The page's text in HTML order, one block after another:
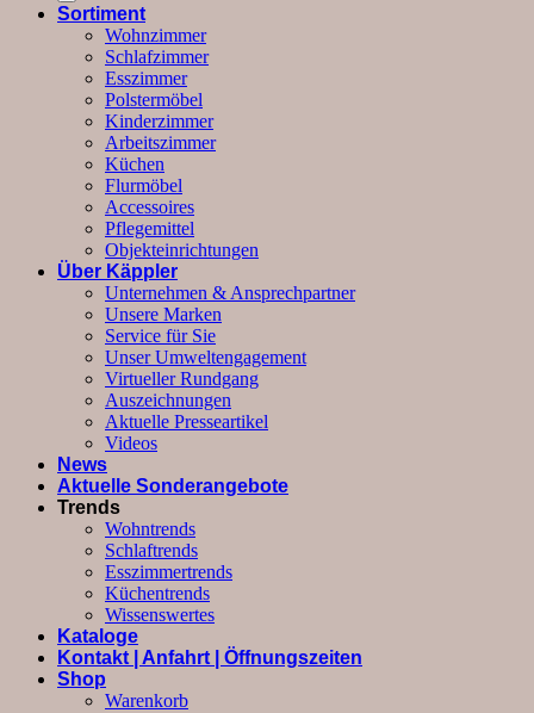
Sortiment
Wohnzimmer
Schlafzimmer
Esszimmer
Polstermöbel
Kinderzimmer
Arbeitszimmer
Küchen
Flurmöbel
Accessoires
Pflegemittel
Objekteinrichtungen
Über Käppler
Unternehmen & Ansprechpartner
Unsere Marken
Service für Sie
Unser Umweltengagement
Virtueller Rundgang
Auszeichnungen
Aktuelle Presseartikel
Videos
News
Aktuelle Sonderangebote
Trends
Wohntrends
Schlaftrends
Esszimmertrends
Küchentrends
Wissenswertes
Kataloge
Kontakt | Anfahrt | Öffnungszeiten
Shop
Warenkorb